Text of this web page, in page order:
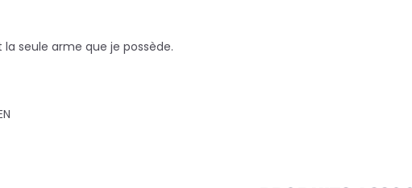
seule arme que je possède.